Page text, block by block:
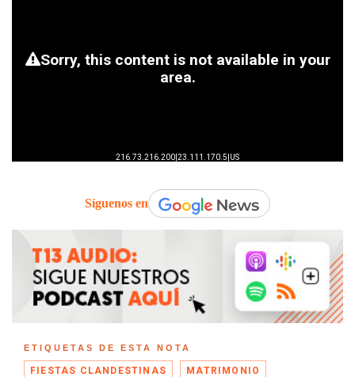
Síguenos en
ETIQUETAS DE ESTA NOTA
FIESTAS CLANDESTINAS MATRIMONIO